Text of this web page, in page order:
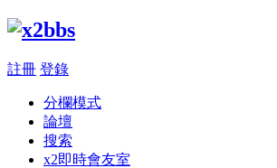
註冊 登錄
分欄模式
論壇
搜索
x2即時會友室